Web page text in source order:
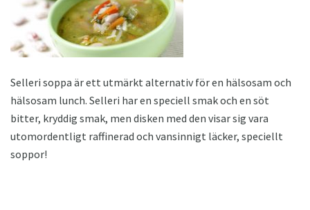
Selleri soppa är ett utmärkt alternativ för en hälsosam och
hälsosam lunch. Selleri har en speciell smak och en söt
bitter, kryddig smak, men disken med den visar sig vara
utomordentligt raffinerad och vansinnigt läcker, speciellt
soppor!